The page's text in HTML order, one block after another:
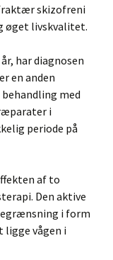
skizofreni
øget livskvalitet.
har diagnosen
en anden
med
i
periode på
af to
Den aktive
i form
ligge vågen i